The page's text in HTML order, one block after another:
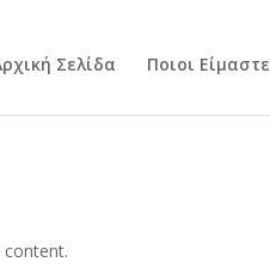
Σελίδα Ποιοι Είμαστε